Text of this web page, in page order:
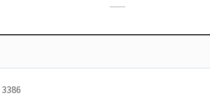
3386